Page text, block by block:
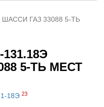
ГАЗ 33088 5-ТЬ
5-ТЬ МЕСТ
18Э 23